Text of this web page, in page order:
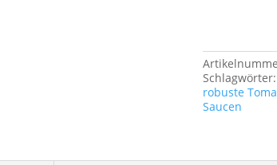
robuste
Saucen